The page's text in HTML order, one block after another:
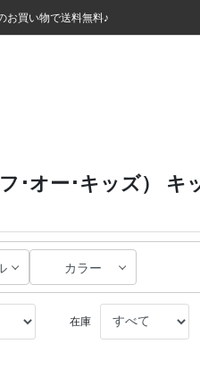
お買い物で送料無料♪
水)お昼12:59まで！！
お買い物で送料無料♪
水)お昼12:59まで！！
･オー･キッズ） キ
カラー
在庫